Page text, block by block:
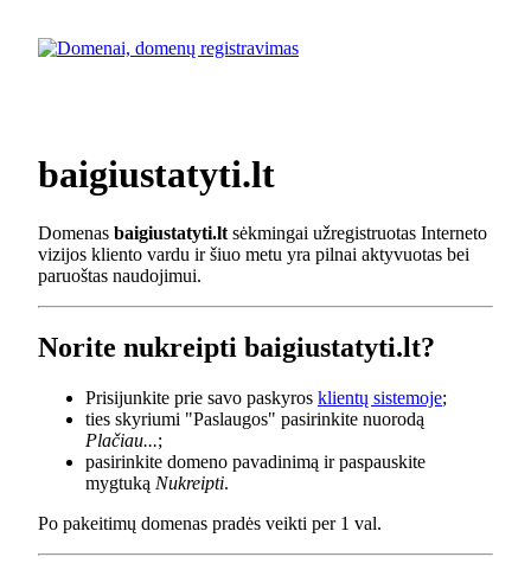
baigiustatyti.lt
Domenas baigiustatyti.lt sėkmingai užregistruotas Interneto
vizijos kliento vardu ir šiuo metu yra pilnai aktyvuotas bei
paruoštas naudojimui.
Norite nukreipti baigiustatyti.lt?
Prisijunkite prie savo paskyros klientų sistemoje;
ties skyriumi "Paslaugos" pasirinkite nuorodą
Plačiau...;
pasirinkite domeno pavadinimą ir paspauskite
mygtuką Nukreipti.
Po pakeitimų domenas pradės veikti per 1 val.